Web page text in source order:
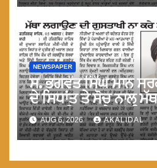
NEWSPAPER
ਸ. ਭਗਵੰਤ ਸਿੰਘ ਮਾਨ
ਦੇ ਸਿਧਾਂਤ ਤੇ ਸੋਚ ਨਾਲ
ਗੁਸਤਾਖੀ ਨਾ ਕਰੇ ਤਾਂ
AUG 6, 2026 AKALIDAL